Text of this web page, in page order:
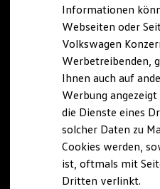
Lifestyle Shop
T-Roc
Golf Kollektion
ID. Kollektion
Volkswagen
R-Kollektion
GTI Kollektion
Fußball Drop
we drive football
#wedriveproud
Besitzer und Service
Software Updates
Service und Ersatzteile
Informationen
Webseiten oder
Volkswagen
Werbetreibenden,
Ihnen auch auf
Werbung
die Dienste eines
solcher Daten zu
Cookies werden,
ist, oftmals mit
Dritten verlinkt.